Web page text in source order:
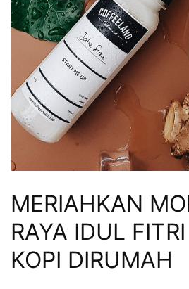
MERIAHKAN
RAYA IDUL
KOPI DIRUMAH